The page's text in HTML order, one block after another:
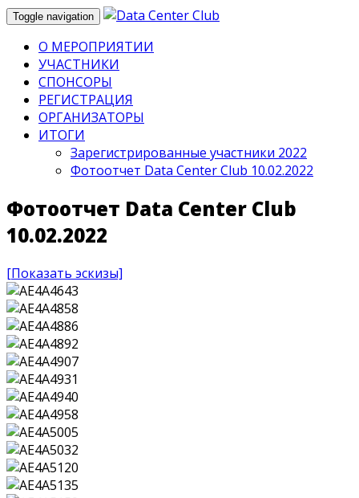
Toggle navigation
О МЕРОПРИЯТИИ
УЧАСТНИКИ
СПОНСОРЫ
РЕГИСТРАЦИЯ
ОРГАНИЗАТОРЫ
ИТОГИ
Зарегистрированные участники 2022
Фотоотчет Data Center Club 10.02.2022
Фотоотчет Data Center Club
10.02.2022
[Показать эскизы]